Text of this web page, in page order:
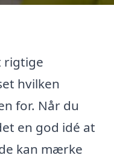
rigtige
hvilken
for. Når du
en god idé at
kan mærke